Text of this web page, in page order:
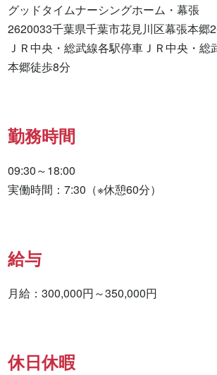
グッドタイムナーシングホーム・幕張
2620033千葉県千葉市花見川区幕張本郷
ＪＲ中央・総武線各駅停車ＪＲ中央・総
本郷徒歩8分
勤務時間
09:30～18:00
実働時間：7:30（※休憩60分）
給与
月給：300,000円～350,000円
休日休暇